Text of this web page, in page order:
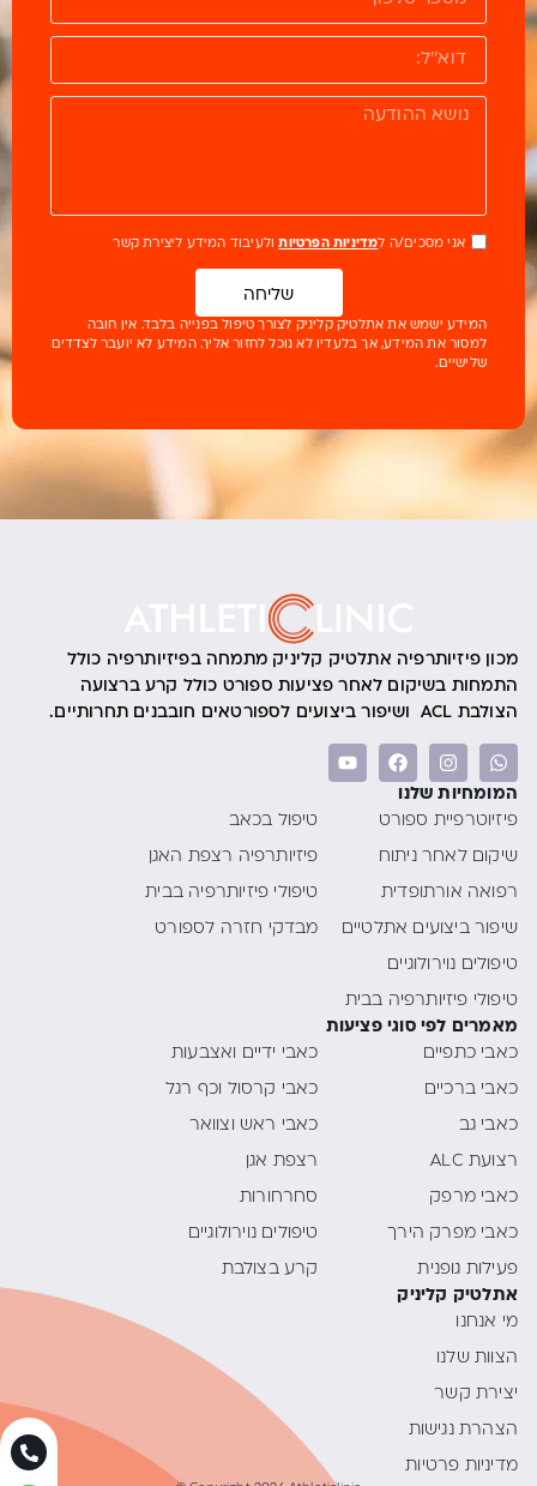
אני מסכים/ה למדיניות הפרטיותולעיבוד המידע ליצירת קשר
שליחה
המידע ישמש את אתלטיק קליניק לצורך טיפול בפנייה בלבד. אין חובה
למסור את המידע, אך בלעדיו לא נוכל לחזור אליך. המידע לא יועבר לצדדים
שלישיים.
מכון פיזיותרפיה אתלטיק קליניק מתמחה בפיזיותרפיה כולל
התמחות בשיקום לאחר פציעות ספורט כולל קרע ברצועה
הצולבת ACL ושיפור ביצועים לספורטאים חובבנים תחרותיים.
המומחיות שלנו
פיזיוטרפיית ספורט
שיקום לאחר ניתוח
רפואה אורתופדית
שיפור ביצועים אתלטיים
טיפולים נוירולוגיים
טיפולי פיזיותרפיה בבית
טיפול בכאב
פיזיותרפיה רצפת האגן
טיפולי פיזיותרפיה בבית
מבדקי חזרה לספורט
מאמרים לפי סוגי פציעות
כאבי כתפיים
כאבי ברכיים
כאבי גב
רצועת ALC
כאבי מרפק
כאבי מפרק הירך
פעילות גופנית
כאבי ידיים ואצבעות
כאבי קרסול וכף רגל
כאבי ראש וצוואר
רצפת אגן
סחרחורות
טיפולים נוירולוגיים
קרע בצולבת
אתלטיק קליניק
מי אנחנו
הצוות שלנו
יצירת קשר
הצהרת נגישות
מדיניות פרטיות